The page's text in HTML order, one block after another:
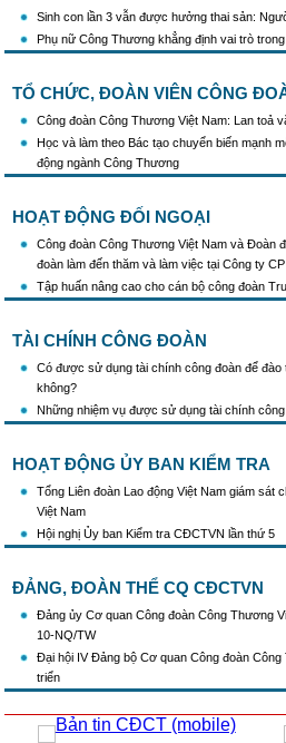
Sinh con lần 3 vẫn được hưởng thai sản:
Phụ nữ Công Thương khẳng định vai trò
TỔ CHỨC, ĐOÀN VIÊN CÔNG
Công đoàn Công Thương Việt Nam: Lan toả
Học và làm theo Bác tạo chuyển biến mạnh
động ngành Công Thương
HOẠT ĐỘNG ĐỐI NGOẠI
Công đoàn Công Thương Việt Nam và Đoàn
đoàn làm đến thăm và làm việc tại Công ty
Tập huấn nâng cao cho cán bộ công đoàn
TÀI CHÍNH CÔNG ĐOÀN
Có được sử dụng tài chính công đoàn để
không?
Những nhiệm vụ được sử dụng tài chính
HOẠT ĐỘNG ỦY BAN KIỂM TRA
Tổng Liên đoàn Lao động Việt Nam giám sát
Việt Nam
Hội nghị Ủy ban Kiểm tra CĐCTVN lần thứ 5
ĐẢNG, ĐOÀN THỂ CQ CĐCTVN
Đảng ủy Cơ quan Công đoàn Công Thương
10-NQ/TW
Đại hội IV Đảng bộ Cơ quan Công đoàn
triển